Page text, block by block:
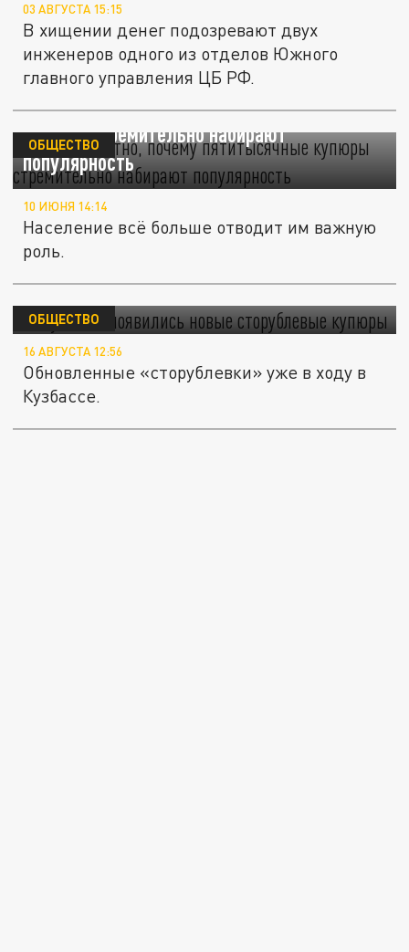
03 АВГУСТА 15:15
В хищении денег подозревают двух
инженеров одного из отделов Южного
главного управления ЦБ РФ.
Стало известно, почему пятитысячные
купюры стремительно набирают
популярность
ОБЩЕСТВО
10 ИЮНЯ 14:14
Население всё больше отводит им важную
роль.
В Кузбассе появились новые сторублевые
купюры
ОБЩЕСТВО
16 АВГУСТА 12:56
Обновленные «сторублевки» уже в ходу в
Кузбассе.